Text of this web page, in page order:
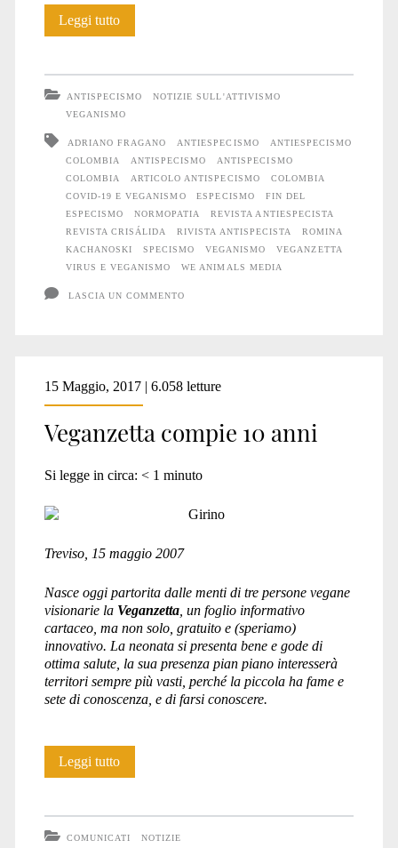
Leggi tuttoUn
in
Colombia
ANTISPECISMO
NOTIZIE SULL'ATTIVISMO
VEGANISMO
ADRIANO FRAGANO ANTIESPECISMO
ANTIESPECISMO
COLOMBIA
ANTISPECISMO
ANTISPECISMO
COLOMBIA
ARTICOLO ANTISPECISMO
COLOMBIA
COVID-19 E VEGANISMO
ESPECISMO
FIN DEL
ESPECISMO
NORMOPATIA
REVISTA ANTIESPECISTA
REVISTA CRISÁLIDA
RIVISTA ANTISPECISTA
ROMINA
KACHANOSKI
SPECISMO VEGANISMO
VEGANZETTA
VIRUS E VEGANISMO
WE ANIMALS MEDIA
LASCIA UN COMMENTO
15 Maggio, 2017 | 6.058 letture
Veganzetta compie 10 anni
Si legge in circa: < 1 minuto
Treviso, 15 maggio 2007
Nasce oggi partorita dalle menti di tre persone vegane
visionarie la Veganzetta, un foglio informativo
cartaceo, ma non solo, gratuito e (speriamo)
innovativo. La neonata si presenta bene e gode di
ottima salute, la sua presenza pian piano interesserà
territori sempre più vasti, perché la piccola ha fame e
sete di conoscenza, e di farsi conoscere.
Leggi tuttoVeganzetta
COMUNICATI NOTIZIE